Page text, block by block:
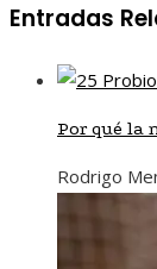
Entradas
Por qué la
Rodrigo